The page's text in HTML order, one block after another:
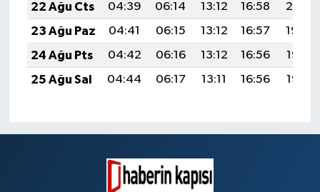
22 Ağu Cts
04:39 06:14 13:12 16:58
20:01
23 Ağu Paz
04:41 06:15 13:12 16:57
19:59
24 Ağu Pts
04:42 06:16 13:12 16:56
19:58
25 Ağu Sal
04:44 06:17 13:11 16:56 19:56